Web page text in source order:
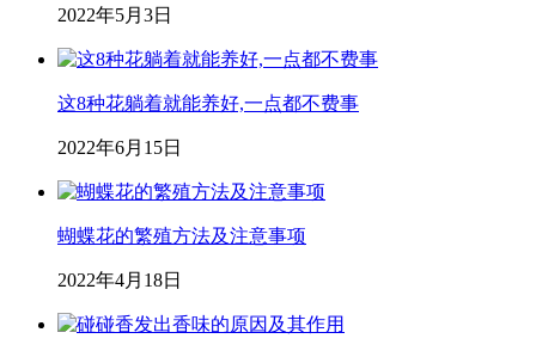
2022年5月3日
这8种花躺着就能养好,一点都不费事
2022年6月15日
蝴蝶花的繁殖方法及注意事项
2022年4月18日